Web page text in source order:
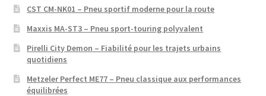
CST CM-NK01 – Pneu sportif moderne pour la route
Maxxis MA-ST3 – Pneu sport-touring polyvalent
Pirelli City Demon – Fiabilité pour les trajets urbains
quotidiens
Metzeler Perfect ME77 – Pneu classique aux performances
équilibrées